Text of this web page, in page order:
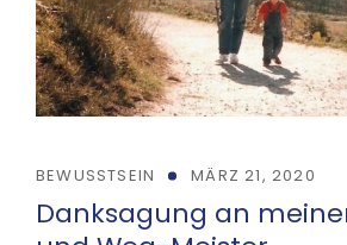
BEWUSSTSEIN MÄRZ 21, 2020
Danksagung an